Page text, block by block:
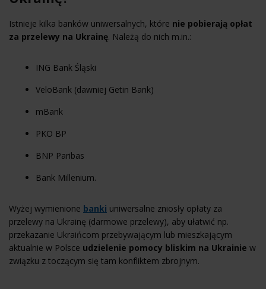
Istnieje kilka banków uniwersalnych, które nie pobierają opłat
za przelewy na Ukrainę. Należą do nich m.in.:
ING Bank Śląski
VeloBank (dawniej Getin Bank)
mBank
PKO BP
BNP Paribas
Bank Millenium.
Wyżej wymienione banki uniwersalne zniosły opłaty za
przelewy na Ukrainę (darmowe przelewy), aby ułatwić np.
przekazanie Ukraińcom przebywającym lub mieszkającym
aktualnie w Polsce udzielenie pomocy bliskim na Ukrainie w
związku z toczącym się tam konfliktem zbrojnym.